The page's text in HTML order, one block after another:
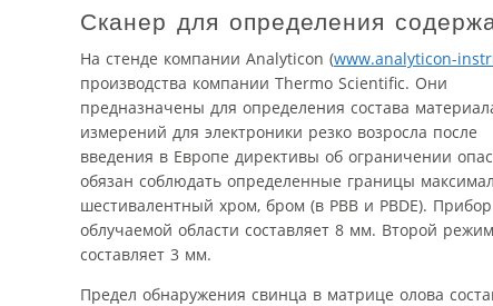
Сканер для определения
На стенде компании Analyticon (www.analyticon-
производства компании Thermo Scientific. Они
предназначены для определения состава
измерений для электроники резко возросла после
введения в Европе директивы об ограничении
обязан соблюдать определенные границы
шестивалентный хром, бром (в PBB и PBDE).
облучаемой области составляет 8 мм. Второй
составляет 3 мм.
Предел обнаружения свинца в матрице олова